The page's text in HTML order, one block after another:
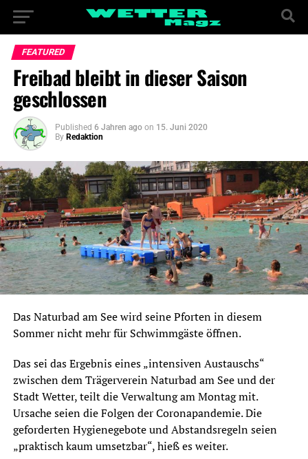
FEATURED
Freibad bleibt in dieser Saison
geschlossen
Published 6 Jahren ago on 15. Juni 2020
By Redaktion
Das Naturbad am See wird seine Pforten in diesem
Sommer nicht mehr für Schwimmgäste öffnen.
Das sei das Ergebnis eines „intensiven Austauschs“
zwischen dem Trägerverein Naturbad am See und der
Stadt Wetter, teilt die Verwaltung am Montag mit.
Ursache seien die Folgen der Coronapandemie. Die
geforderten Hygienegebote und Abstandsregeln seien
„praktisch kaum umsetzbar“, hieß es weiter.